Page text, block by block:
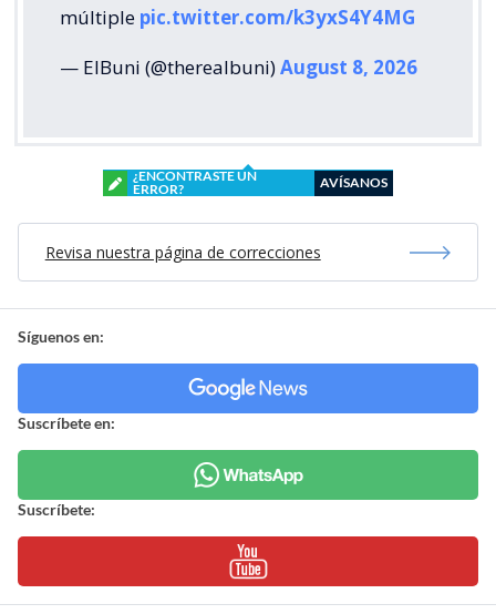
múltiple pic.twitter.com/k3yxS4Y4MG
— ElBuni (@therealbuni)August 8, 2026
¿ENCONTRASTE UN
ERROR?
AVÍSANOS
Revisa nuestra página de correcciones
Síguenos en:
Suscríbete en:
Suscríbete: